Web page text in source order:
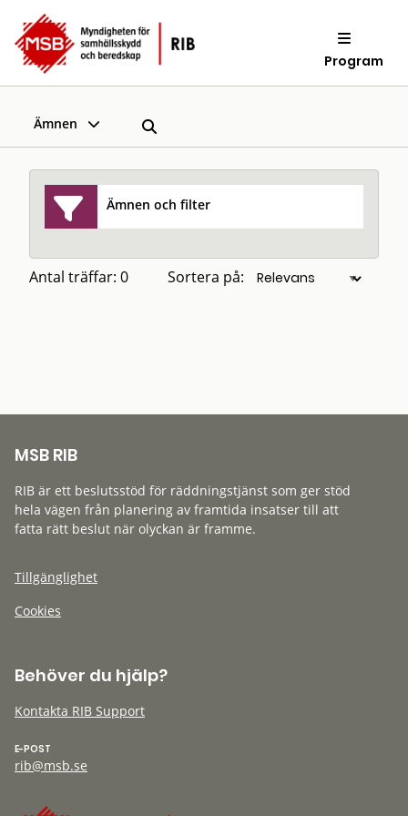
Program
Ämnen
Ämnen och filter
Antal träffar: 0 Sortera på:
MSB RIB
RIB är ett beslutsstöd för räddningstjänst som ger stöd
hela vägen från planering av framtida insatser till att
fatta rätt beslut när olyckan är framme.
Tillgänglighet
Cookies
Behöver du hjälp?
Kontakta RIB Support
E-POST
rib@msb.se